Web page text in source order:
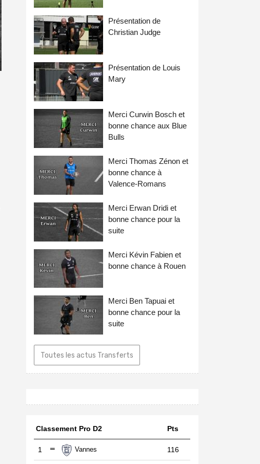
Présentation de
Christian Judge
Présentation de Louis
Mary
Merci Curwin Bosch et
bonne chance aux Blue
Bulls
Merci Thomas Zénon et
bonne chance à
Valence-Romans
Merci Erwan Dridi et
bonne chance pour la
suite
Merci Kévin Fabien et
bonne chance à Rouen
Merci Ben Tapuai et
bonne chance pour la
suite
Toutes les actus Transferts
Classement Pro D2 Pts
1 Vannes 116